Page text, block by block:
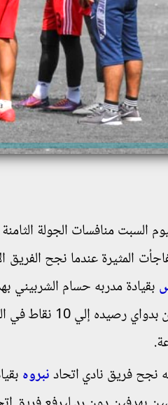
السبت منافسات الجولة الثامنة
المثيرة عندما نجح الفريق
بقيادة مدربه حسام
نجح فريق نادي اتحادنبروه